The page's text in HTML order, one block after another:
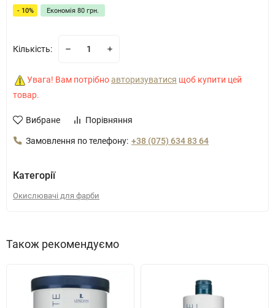
- 10% Економія 80 грн.
Кількість:
Увага! Вам потрібноавторизуватися щоб купити цей
товар.
Вибране Порівняння
Замовлення по телефону: +38 (075) 634 83 64
Категорії
Окислювачі для фарби
Також рекомендуємо